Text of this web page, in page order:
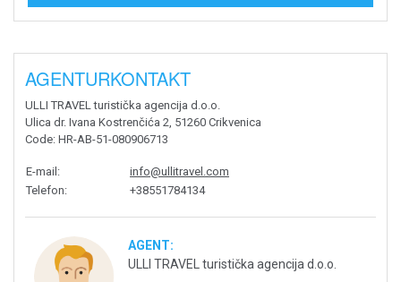
AGENTURKONTAKT
ULLI TRAVEL turistička agencija d.o.o.
Ulica dr. Ivana Kostrenčića 2, 51260 Crikvenica
Code: HR-AB-51-080906713
E-mail :
info@ullitravel.com
Telefon: +38551784134
AGENT:
ULLI TRAVEL turistička agencija d.o.o.